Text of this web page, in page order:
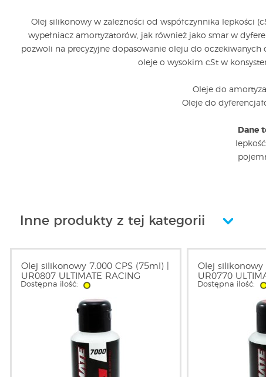
Olej silikonowy w zależności od współczynnika lepkości
wypełniacz amortyzatorów, jak również jako smar w
pozwoli na precyzyjne dopasowanie oleju do oczekiwanych
oleje o wysokim cSt w
Oleje do
Oleje do
Dane
Inne produkty z tej kategorii
Olej silikonowy 7.000 CPS (75ml) |
UR0807 ULTIMATE RACING
Dostępna ilość:
Olej silikonowy
UR0770
Dostępna ilość: